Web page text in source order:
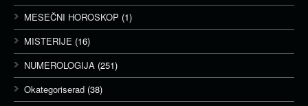
MESEČNI HOROSKOP (1)
MISTERIJE (16)
NUMEROLOGIJA (251)
Okategoriserad (38)